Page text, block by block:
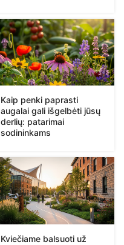
Kaip penki paprasti
augalai gali išgelbėti jūsų
derlių: patarimai
sodininkams
Kviečiame balsuoti už